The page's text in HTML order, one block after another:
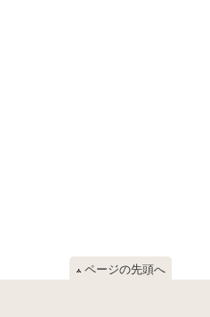
ページの先頭へ